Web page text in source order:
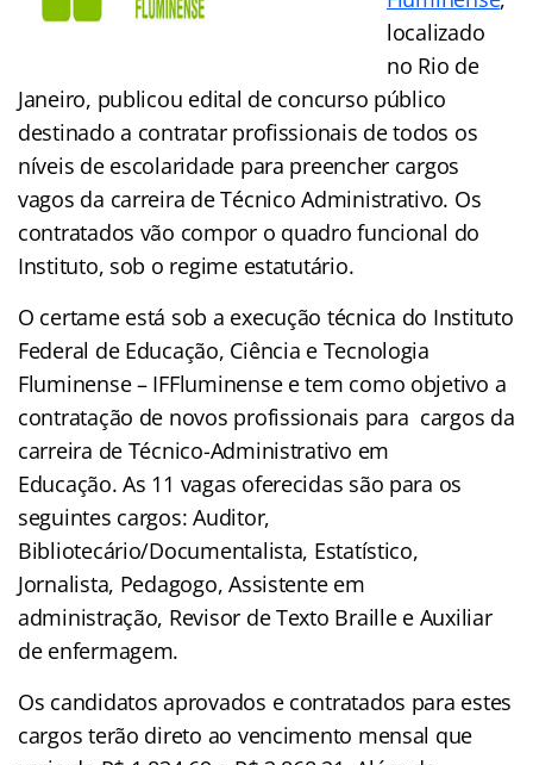
localizado
no Rio de
Janeiro, publicou edital de concurso público
destinado a contratar profissionais de todos os
níveis de escolaridade para preencher cargos
vagos da carreira de Técnico Administrativo. Os
contratados vão compor o quadro funcional do
Instituto, sob o regime estatutário.
O certame está sob a execução técnica do Instituto
Federal de Educação, Ciência e Tecnologia
Fluminense – IFFluminense e tem como objetivo a
contratação de novos profissionais para cargos da
carreira de Técnico-Administrativo em
Educação. As 11 vagas oferecidas são para os
seguintes cargos: Auditor,
Bibliotecário/Documentalista, Estatístico,
Jornalista, Pedagogo, Assistente em
administração, Revisor de Texto Braille e Auxiliar
de enfermagem.
Os candidatos aprovados e contratados para estes
cargos terão direto ao vencimento mensal que